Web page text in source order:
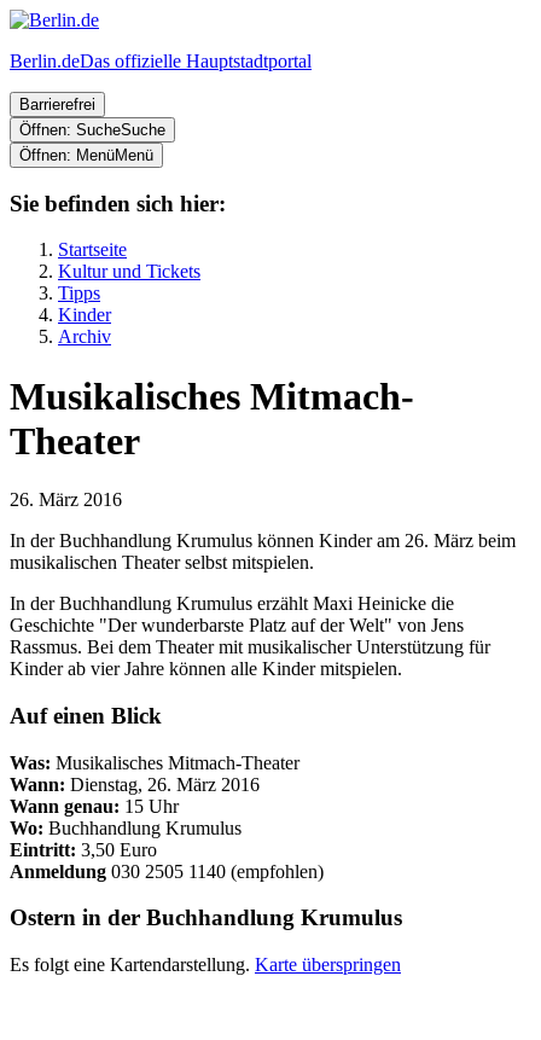
Berlin.deDas offizielle Hauptstadtportal
Barrierefrei
Öffnen: SucheSuche
Öffnen: MenüMenü
Sie befinden sich hier:
Startseite
Kultur und Tickets
Tipps
Kinder
Archiv
Musikalisches Mitmach-
Theater
26. März 2016
In der Buchhandlung Krumulus können Kinder am 26. März beim
musikalischen Theater selbst mitspielen.
In der Buchhandlung Krumulus erzählt Maxi Heinicke die
Geschichte "Der wunderbarste Platz auf der Welt" von Jens
Rassmus. Bei dem Theater mit musikalischer Unterstützung für
Kinder ab vier Jahre können alle Kinder mitspielen.
Auf einen Blick
Was: Musikalisches Mitmach-Theater
Wann: Dienstag, 26. März 2016
Wann genau: 15 Uhr
Wo: Buchhandlung Krumulus
Eintritt: 3,50 Euro
Anmeldung 030 2505 1140 (empfohlen)
Ostern in der Buchhandlung Krumulus
Es folgt eine Kartendarstellung. Karte überspringen